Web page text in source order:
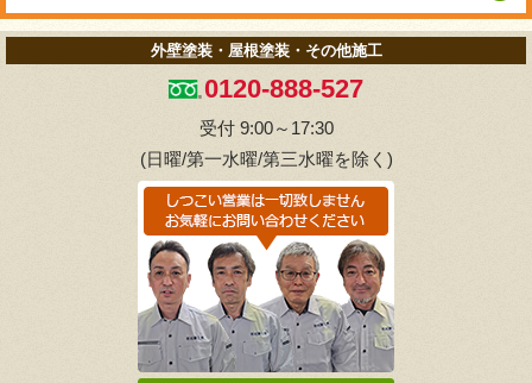
外壁塗装・屋根塗装・その他施工
0120-888-527
受付 9:00～17:30
(日曜/第一水曜/第三水曜を除く)